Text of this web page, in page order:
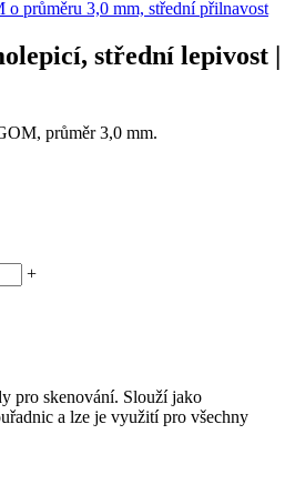
střední lepivost |
průměr 3,0 mm.
+
pro skenování. Slouží jako
a lze je využití pro všechny